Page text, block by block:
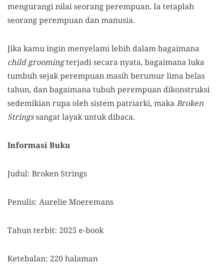
mengurangi nilai seorang perempuan. Ia tetaplah
seorang perempuan dan manusia.
Jika kamu ingin menyelami lebih dalam bagaimana
child groomingterjadi secara nyata, bagaimana luka
tumbuh sejak perempuan masih berumur lima belas
tahun, dan bagaimana tubuh perempuan dikonstruksi
sedemikian rupa oleh sistem patriarki, makaBroken
Stringssangat layak untuk dibaca.
Informasi Buku
Judul: Broken Strings
Penulis: Aurelie Moeremans
Tahun terbit: 2025 e-book
Ketebalan: 220 halaman